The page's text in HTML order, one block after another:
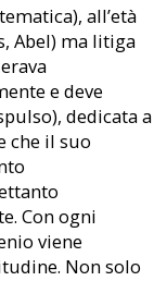
all’età
Abel) ma litiga
e deve
dedicata a
che il suo
Con ogni
viene
Non solo